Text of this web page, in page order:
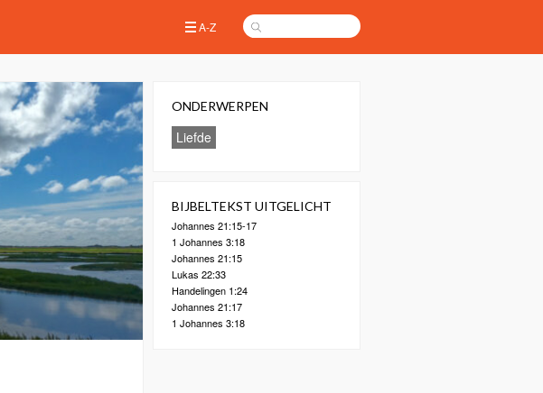
A-Z
ONDERWERPEN
Liefde
BIJBELTEKST UITGELICHT
Johannes 21:15-17
1 Johannes 3:18
Johannes 21:15
Lukas 22:33
Handelingen 1:24
Johannes 21:17
1 Johannes 3:18